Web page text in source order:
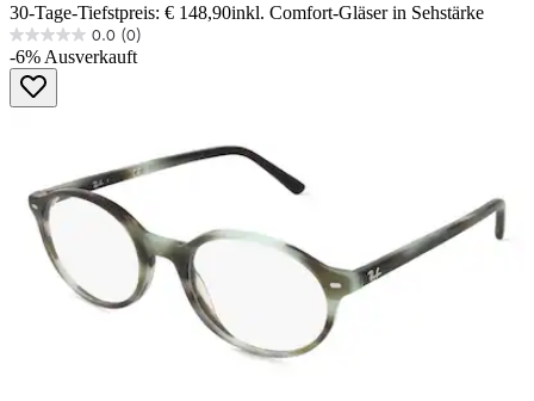
30-Tage-Tiefstpreis: € 148,90inkl. Comfort-Gläser in Sehstärke
0.0 (0)
0.0
von
Sternen.
-6% Ausverkauft